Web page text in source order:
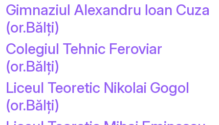
Gimnaziul Alexandru Ioan Cuza
(or.Bălți)
Colegiul Tehnic Feroviar
(or.Bălți)
Liceul Teoretic Nikolai Gogol
(or.Bălți)